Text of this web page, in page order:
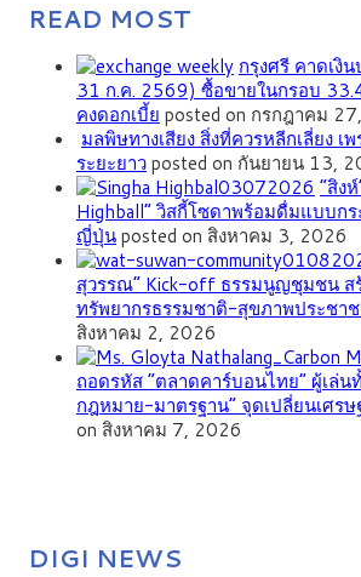
READ MOST
กรุงศรี คาดเงิ
31 ก.ค. 2569) ซื้อขายในกรอบ
คงดอกเบี้ย posted on กรกฎาคม
มลพิษทางเสียง สิ่งที่ควรหลีกเลี่ยง เ
ระยะยาวposted on กันยายน 13,
“สิง
Highball” วิสกี้โซดาพร้อมดื่มแบบก
ญี่ปุ่นposted on สิงหาคม 3, 2026
สุวรรณ” Kick-off ธรรมนูญชุมชน ส
ทรัพยากรธรรมชาติ-สุขภาพประชา
สิงหาคม 2, 2026
ถอดรหัส “ตลาดคาร์บอนไทย” ผู้เล่น
กฎหมาย-มาตรฐาน” จุดเปลี่ยนเศรษ
on สิงหาคม 7, 2026
DIGI NEWS